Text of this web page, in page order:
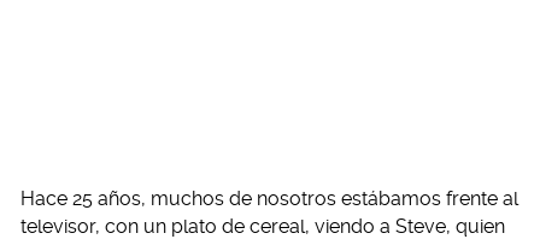
Hace 25 años, muchos de nosotros estábamos frente al
televisor, con un plato de cereal, viendo a Steve, quien